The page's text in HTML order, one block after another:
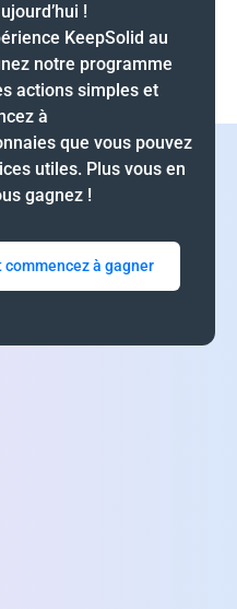
!
KeepSolid au
notre programme
actions simples et
à
que vous pouvez
utiles. Plus vous en
gagnez !
à gagner